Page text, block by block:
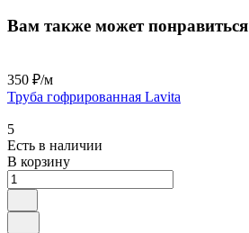
Вам также может понравиться
350 ₽/м
Труба гофрированная Lavita
5
Есть в наличии
В корзину